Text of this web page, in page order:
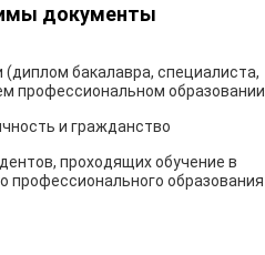
документы
бакалавра, специалиста,
профессиональном образовании
и гражданство
проходящих обучение в
профессионального образования